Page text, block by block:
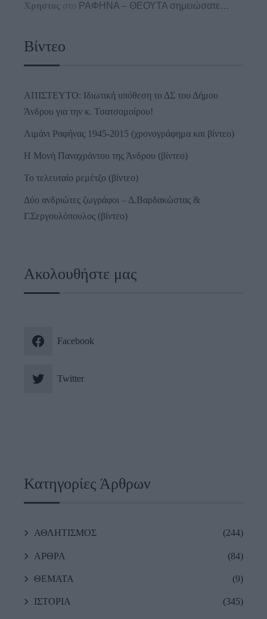
Χρηστος στο ΡΑΦΗΝΑ – ΘΕΟΥΤΑ σημειώσατε…
Βίντεο
ΑΠΙΣΤΕΥΤΟ: Ιδιωτική υπόθεση το ΔΣ του Δήμου
Άνδρου για την κ. Τσατσομοίρου!
Λιμάνι Ραφήνας 1945-2015 (χρονογράφημα και βίντεο)
Η Μονή Παναχράντου της Άνδρου (βίντεο)
Το τελευταίο ρεμέτζο (βίντεο)
Δύο ανδριώτες ζωγράφοι – Δ.Βαρδακώστας &
Γ.Σεργουλόπουλος (βίντεο)
Ακολουθήστε μας
Facebook
Twitter
Κατηγορίες Άρθρων
ΑΘΛΗΤΙΣΜΟΣ (244)
ΑΡΘΡΑ (84)
ΘΕΜΑΤΑ (9)
ΙΣΤΟΡΙΑ (345)